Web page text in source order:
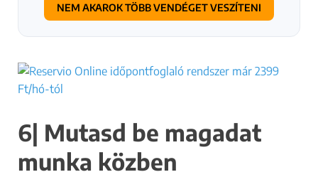
NEM AKAROK TÖBB VENDÉGET VESZÍTENI
A hirdetéssel
kapcsolatos
Miért szeretnél most hirdetni?
6| Mutasd be magadat
munka közben